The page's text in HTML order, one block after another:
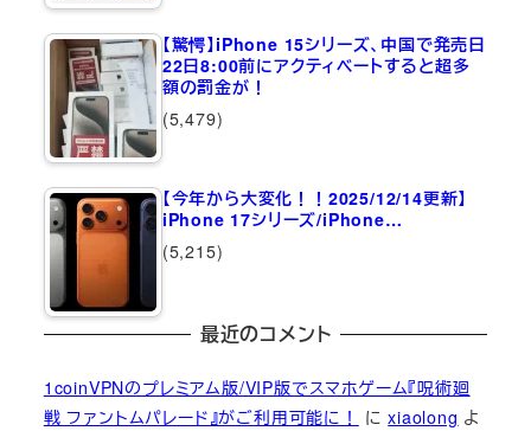
【驚愕】iPhone 15シリーズ、中国で発売日
22日8:00前にアクティベートすると超多
額の罰金が！
(5,479)
【今年から大変化！！2025/12/14更新】
iPhone 17シリーズ/iPhone…
(5,215)
最近のコメント
1coinVPNのプレミアム版/VIP版でスマホゲーム『呪術廻
戦 ファントムパレード』がご利用可能に！
にxiaolong よ